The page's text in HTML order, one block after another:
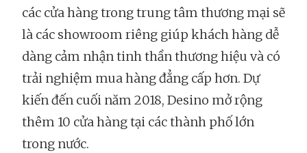
các cửa hàng trong trung tâm thương mại sẽ
là các showroom riêng giúp khách hàng dễ
dàng cảm nhận tinh thần thương hiệu và có
trải nghiệm mua hàng đẳng cấp hơn. Dự
kiến đến cuối năm 2018, Desino mở rộng
thêm 10 cửa hàng tại các thành phố lớn
trong nước.